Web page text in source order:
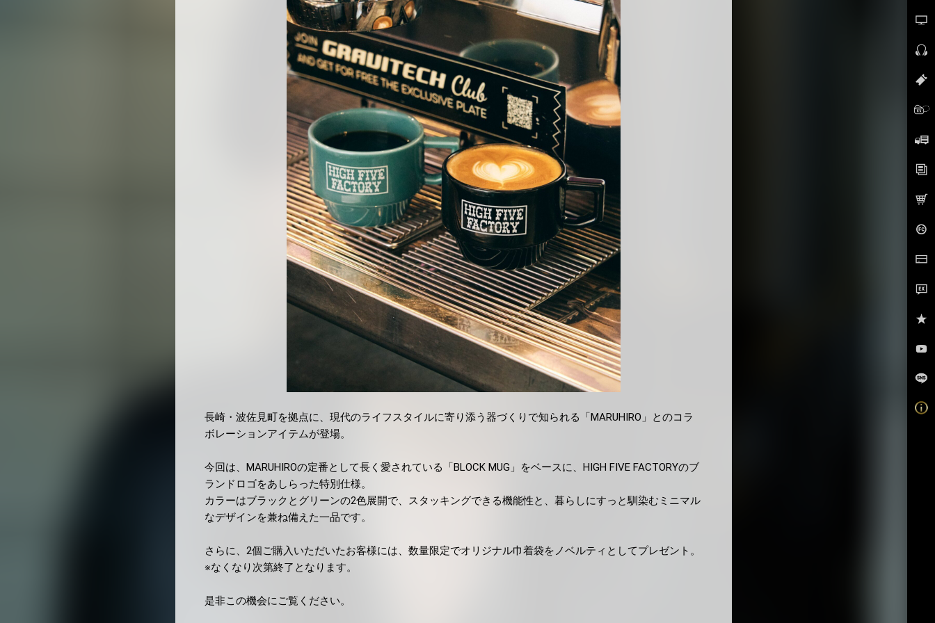
長崎・波佐見町を拠点に、現代のライフスタイルに寄り添う器づくりで知られる「MARUHIRO」とのコラ
ボレーションアイテムが登場。
今回は、MARUHIROの定番として長く愛されている「BLOCK MUG」をベースに、HIGH FIVE FACTORYのブ
ランドロゴをあしらった特別仕様。
カラーはブラックとグリーンの2色展開で、スタッキングできる機能性と、暮らしにすっと馴染むミニマル
なデザインを兼ね備えた一品です。
さらに、2個ご購入いただいたお客様には、数量限定でオリジナル巾着袋をノベルティとしてプレゼント。
※なくなり次第終了となります。
是非この機会にご覧ください。